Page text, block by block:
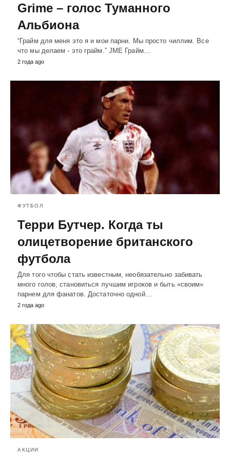
Grime – голос Туманного
Альбиона
“Грайм для меня это я и мои парни. Мы просто чиллим. Все
что мы делаем - это грайм.” JME Грайм…
2 года ago
ФУТБОЛ
Терри Бутчер. Когда ты
олицетворение британского
футбола
Для того чтобы стать известным, необязательно забивать
много голов, становиться лучшим игроков и быть «своим»
парнем для фанатов. Достаточно одной…
2 года ago
АКЦИИ